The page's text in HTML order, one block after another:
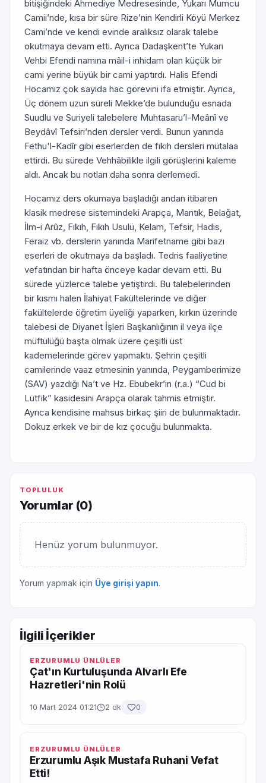
bitişiğindeki Ahmediye Medresesinde, Yukarı Mumcu
Camii’nde, kısa bir süre Rize’nin Kendirli Köyü Merkez
Cami’nde ve kendi evinde aralıksız olarak talebe
okutmaya devam etti. Ayrıca Dadaşkent’te Yukarı
Vehbi Efendi namına mâil-i inhidam olan küçük bir
cami yerine büyük bir cami yaptırdı. Halis Efendi
Hocamız çok sayıda hac görevini ifa etmiştir. Ayrıca,
Üç dönem uzun süreli Mekke’de bulunduğu esnada
Suudlu ve Suriyeli talebelere Muhtasaru’l-Meânî ve
Beydâvî Tefsiri’nden dersler verdi. Bunun yanında
Fethu'l-Kadîr gibi eserlerden de fıkıh dersleri mütalaa
ettirdi. Bu sürede Vehhâbilikle ilgili görüşlerini kaleme
aldı. Ancak bu notları daha sonra derlemedi.
Hocamız ders okumaya başladığı andan itibaren
klasik medrese sistemindeki Arapça, Mantık, Belağat,
İlm-i Arûz, Fıkıh, Fıkıh Usulü, Kelam, Tefsir, Hadis,
Feraiz vb. derslerin yanında Marifetname gibi bazı
eserleri de okutmaya da başladı. Tedris faaliyetine
vefatından bir hafta önceye kadar devam etti. Bu
sürede yüzlerce talebe yetiştirdi. Bu talebelerinden
bir kısmı halen İlahiyat Fakültelerinde ve diğer
fakültelerde öğretim üyeliği yaparken, kırkın üzerinde
talebesi de Diyanet İşleri Başkanlığının il veya ilçe
müftülüğü başta olmak üzere çeşitli üst
kademelerinde görev yapmaktı. Şehrin çeşitli
camilerinde vaaz etmesinin yanında, Peygamberimize
(SAV) yazdığı Na’t ve Hz. Ebubekr’in (r.a.) “Cud bi
Lütfik” kasidesini Arapça olarak tahmis etmiştir.
Ayrıca kendisine mahsus birkaç şiiri de bulunmaktadır.
Dokuz erkek ve bir de kız çocuğu bulunmakta.
TOPLULUK
Yorumlar (0)
Henüz yorum bulunmuyor.
Yorum yapmak için Üye girişi yapın.
İlgili İçerikler
ERZURUMLU ÜNLÜLER
Çat'ın Kurtuluşunda Alvarlı Efe
Hazretleri'nin Rolü
10 Mart 2024 01:21 2 dk 0
ERZURUMLU ÜNLÜLER
Erzurumlu Aşık Mustafa Ruhani Vefat
Etti!